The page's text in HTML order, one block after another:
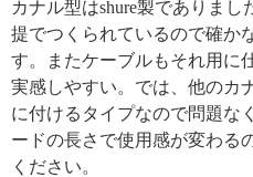
カナル型はshure製でありま
提でつくられているので確か
す。またケーブルもそれ用に
実感しやすい。では、他のカ
に付けるタイプなので問題な
ードの長さで使用感が変わる
ください。